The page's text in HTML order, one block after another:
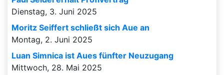
Dienstag, 3. Juni 2025
Moritz Seiffert schließt sich Aue an
Montag, 2. Juni 2025
Luan Simnica ist Aues fünfter Neuzugang
Mittwoch, 28. Mai 2025